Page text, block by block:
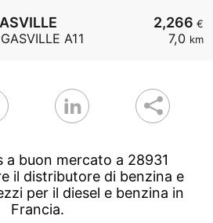
2,266 €
7,0 km
A11
a buon mercato a 28931
il distributore di benzina e
per il diesel e benzina in
Francia.